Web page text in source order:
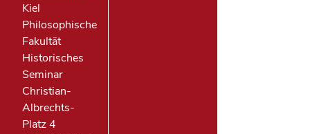
Kiel
Philosophische
Fakultät
Historisches
Seminar
Christian-
Albrechts-
Platz 4